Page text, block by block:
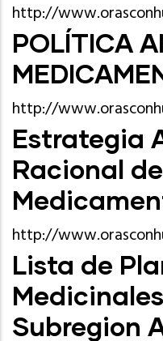
http://
POLÍTICA
http://
Estrategia
Racional de
http://
Lista de
Subregion